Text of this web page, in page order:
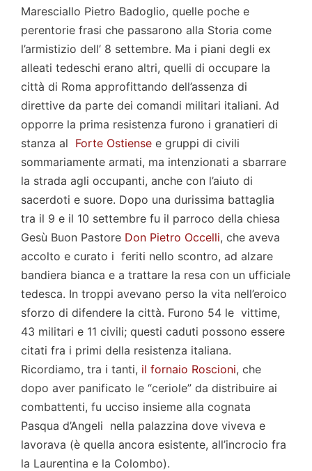
Maresciallo Pietro Badoglio, quelle poche e
perentorie frasi che passarono alla Storia come
l’armistizio dell’ 8 settembre. Ma i piani degli ex
alleati tedeschi erano altri, quelli di occupare la
città di Roma approfittando dell’assenza di
direttive da parte dei comandi militari italiani. Ad
opporre la prima resistenza furono i granatieri di
stanza al Forte Ostiense e gruppi di civili
sommariamente armati, ma intenzionati a sbarrare
la strada agli occupanti, anche con l’aiuto di
sacerdoti e suore. Dopo una durissima battaglia
tra il 9 e il 10 settembre fu il parroco della chiesa
Gesù Buon Pastore Don Pietro Occelli, che aveva
accolto e curato i feriti nello scontro, ad alzare
bandiera bianca e a trattare la resa con un ufficiale
tedesca. In troppi avevano perso la vita nell’eroico
sforzo di difendere la città. Furono 54 le vittime,
43 militari e 11 civili; questi caduti possono essere
citati fra i primi della resistenza italiana.
Ricordiamo, tra i tanti, il fornaio Roscioni, che
dopo aver panificato le “ceriole” da distribuire ai
combattenti, fu ucciso insieme alla cognata
Pasqua d’Angeli nella palazzina dove viveva e
lavorava (è quella ancora esistente, all’incrocio fra
la Laurentina e la Colombo).